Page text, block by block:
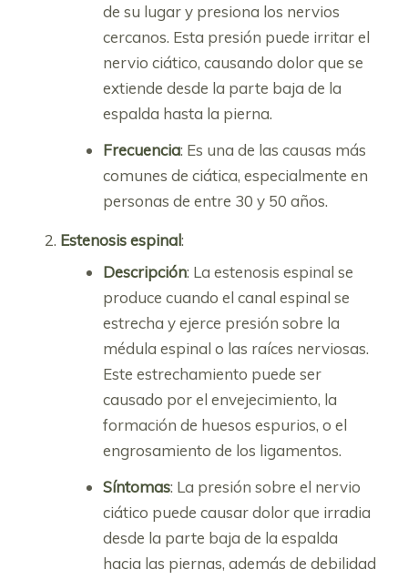
de su lugar y presiona los nervios
cercanos. Esta presión puede irritar el
nervio ciático, causando dolor que se
extiende desde la parte baja de la
espalda hasta la pierna.
Frecuencia: Es una de las causas más
comunes de ciática, especialmente en
personas de entre 30 y 50 años.
Estenosis espinal:
Descripción: La estenosis espinal se
produce cuando el canal espinal se
estrecha y ejerce presión sobre la
médula espinal o las raíces nerviosas.
Este estrechamiento puede ser
causado por el envejecimiento, la
formación de huesos espurios, o el
engrosamiento de los ligamentos.
Síntomas: La presión sobre el nervio
ciático puede causar dolor que irradia
desde la parte baja de la espalda
hacia las piernas, además de debilidad